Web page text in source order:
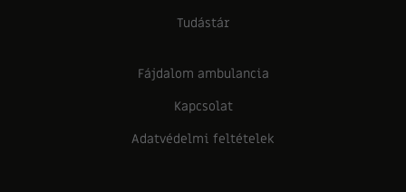
Tudástár
Fájdalom ambulancia
Kapcsolat
Adatvédelmi feltételek